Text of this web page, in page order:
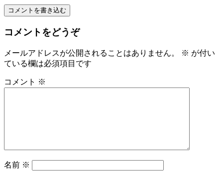
コメントを書き込む
コメントをどうぞ
メールアドレスが公開されることはありません。 ※ が付い
ている欄は必須項目です
コメント ※
名前 ※